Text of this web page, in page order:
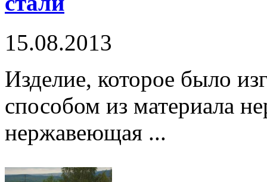
15.08.2013
Изделие, которое было
способом из материала
нержавеющая ...